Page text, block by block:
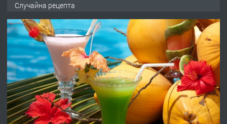
преди 10 месеца
ПРЕДЛАГА
Професионална броячна машина -
със сертификат от ЕЦБ
преди 1 година
Случайна рецепта